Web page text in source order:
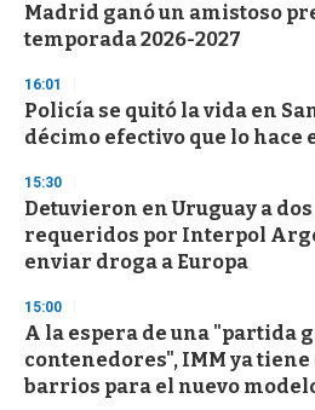
Madrid ganó un amistoso
temporada 2026-2027
16:01
Policía se quitó la vida en
décimo efectivo que lo hace
15:30
Detuvieron en Uruguay a
requeridos por Interpol
enviar droga a Europa
15:00
A la espera de una "partida
contenedores", IMM ya
barrios para el nuevo